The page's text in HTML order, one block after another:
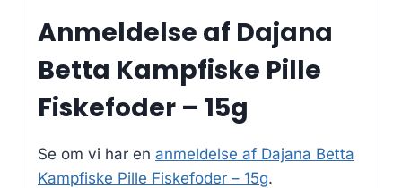
Anmeldelse af Dajana
Betta Kampfiske Pille
Fiskefoder – 15g
Se om vi har en anmeldelse af Dajana Betta
Kampfiske Pille Fiskefoder – 15g.